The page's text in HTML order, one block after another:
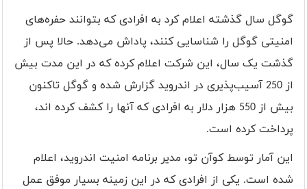
گوگل سال گذشته اعلام کرد به افرادی که بتوانند حفره‌های
امنیتی گوگل را شناسایی کنند، پاداش می‌دهد. حالا پس از
گذشت یک سال، این شرکت اعلام کرده که در این مدت بیش
از 250 آسیب‌پذیری در اندروید گزارش شده و گوگل تاکنون
بیش از 550 هزار دلار به افرادی که آنها را کشف کرده اند،
پرداخت کرده است.
این آمار توسط کوآن تو، مدیر برنامه امنیت اندروید، اعلام
شده است. یکی از افرادی که در این زمینه بسیار موفق عمل